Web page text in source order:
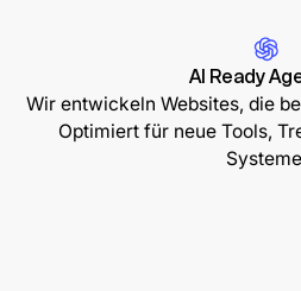
AI Ready
Wir entwickeln Websites, die
Optimiert für neue Tools,